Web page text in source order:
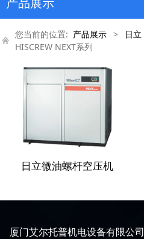
您当前的位置: 产品展示 > 日立
HISCREW NEXT系列
日立微油螺杆空压机
厦门艾尔托普机电设备有限公司